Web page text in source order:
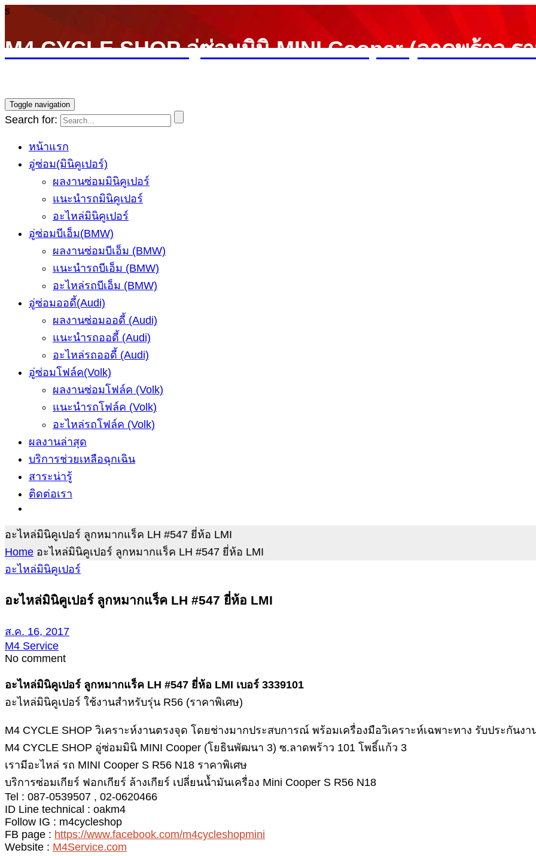
s
M4 CYCLE SHOP อู่ซ่อมมินิ MINI Cooper (ลาดพร้าว ร
Toggle navigation
Search for:
หน้าแรก
อู่ซ่อม(มินิคูเปอร์)
ผลงานซ่อมมินิคูเปอร์
แนะนำรถมินิคูเปอร์
อะไหล่มินิคูเปอร์
อู่ซ่อมบีเอ็ม(BMW)
ผลงานซ่อมบีเอ็ม (BMW)
แนะนำรถบีเอ็ม (BMW)
อะไหล่รถบีเอ็ม (BMW)
อู่ซ่อมออดี้(Audi)
ผลงานซ่อมออดี้ (Audi)
แนะนำรถออดี้ (Audi)
อะไหล่รถออดี้ (Audi)
อู่ซ่อมโฟล์ค(Volk)
ผลงานซ่อมโฟล์ค (Volk)
แนะนำรถโฟล์ค (Volk)
อะไหล่รถโฟล์ค (Volk)
ผลงานล่าสุด
บริการช่วยเหลือฉุกเฉิน
สาระน่ารู้
ติดต่อเรา
อะไหล่มินิคูเปอร์ ลูกหมากแร็ค LH #547 ยี่ห้อ LMI
Home อะไหล่มินิคูเปอร์ ลูกหมากแร็ค LH #547 ยี่ห้อ LMI
อะไหล่มินิคูเปอร์
อะไหล่มินิคูเปอร์ ลูกหมากแร็ค LH #547 ยี่ห้อ LMI
ส.ค. 16, 2017
M4 Service
No comment
อะไหล่มินิคูเปอร์ ลูกหมากแร็ค LH #547 ยี่ห้อ LMI เบอร์ 3339101
อะไหล่มินิคูเปอร์ ใช้งานสำหรับรุ่น R56 (ราคาพิเศษ)
M4 CYCLE SHOP วิเคราะห์งานตรงจุด โดยช่างมากประสบการณ์ พร้อมเครื่องมือวิเคราะห์เฉพาะทาง รับประกันงา
M4 CYCLE SHOP อู่ซ่อมมินิ MINI Cooper (โยธินพัฒนา 3) ซ.ลาดพร้าว 101 โพธิ์แก้ว 3
เรามีอะไหล่ รถ MINI Cooper S R56 N18 ราคาพิเศษ
บริการซ่อมเกียร์ ฟอกเกียร์ ล้างเกียร์ เปลี่ยนน้ำมันเครื่อง Mini Cooper S R56 N18
Tel : 087-0539507 , 02-0620466
ID Line technical : oakm4
Follow IG : m4cycleshop
FB page : https://www.facebook.com/m4cycleshopmini
Website : M4Service.com